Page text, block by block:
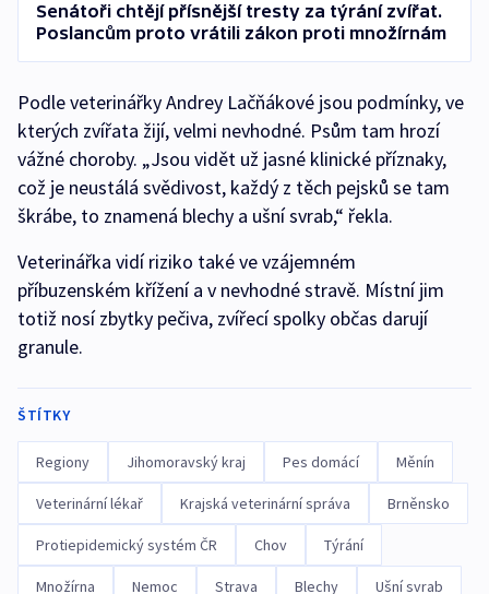
Senátoři chtějí přísnější tresty za týrání zvířat.
Poslancům proto vrátili zákon proti množírnám
Podle veterinářky Andrey Lačňákové jsou podmínky, ve
kterých zvířata žijí, velmi nevhodné. Psům tam hrozí
vážné choroby. „Jsou vidět už jasné klinické příznaky,
což je neustálá svědivost, každý z těch pejsků se tam
škrábe, to znamená blechy a ušní svrab,“ řekla.
Veterinářka vidí riziko také ve vzájemném
příbuzenském křížení a v nevhodné stravě. Místní jim
totiž nosí zbytky pečiva, zvířecí spolky občas darují
granule.
ŠTÍTKY
Regiony Jihomoravský kraj Pes domácí Měnín
Veterinární lékař Krajská veterinární správa Brněnsko
Protiepidemický systém ČR Chov Týrání
Množírna Nemoc Strava Blechy Ušní svrab